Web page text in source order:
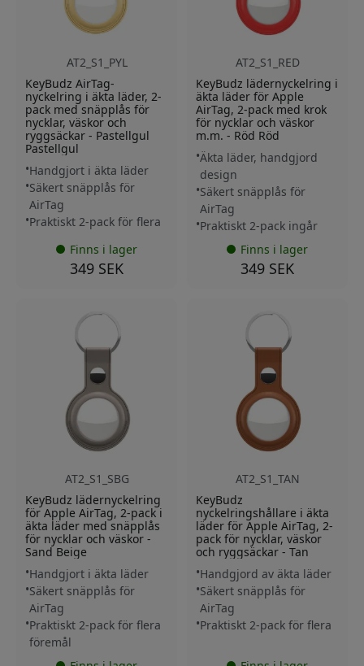
AT2_S1_PYL
KeyBudz AirTag-
nyckelring i äkta läder, 2-
pack med snäpplås för
nycklar, väskor och
ryggsäckar - Pastellgul
Pastellgul
Handgjort i äkta läder
Säkert snäpplås för
AirTag
Praktiskt 2-pack för flera
Finns i lager
349 SEK
AT2_S1_RED
KeyBudz lädernyckelring i
äkta läder för Apple
AirTag, 2-pack med krok
för nycklar och väskor
m.m. - Röd Röd
Äkta läder, handgjord
design
Säkert snäpplås för
AirTag
Praktiskt 2-pack ingår
Finns i lager
349 SEK
AT2_S1_SBG
KeyBudz lädernyckelring
för Apple AirTag, 2-pack i
äkta läder med snäpplås
för nycklar och väskor -
Sand Beige
Handgjort i äkta läder
Säkert snäpplås för
AirTag
Praktiskt 2-pack för flera
föremål
AT2_S1_TAN
KeyBudz
nyckelringshållare i äkta
läder för Apple AirTag, 2-
pack för nycklar, väskor
och ryggsäckar - Tan
Handgjord av äkta läder
Säkert snäpplås för
AirTag
Praktiskt 2-pack för flera